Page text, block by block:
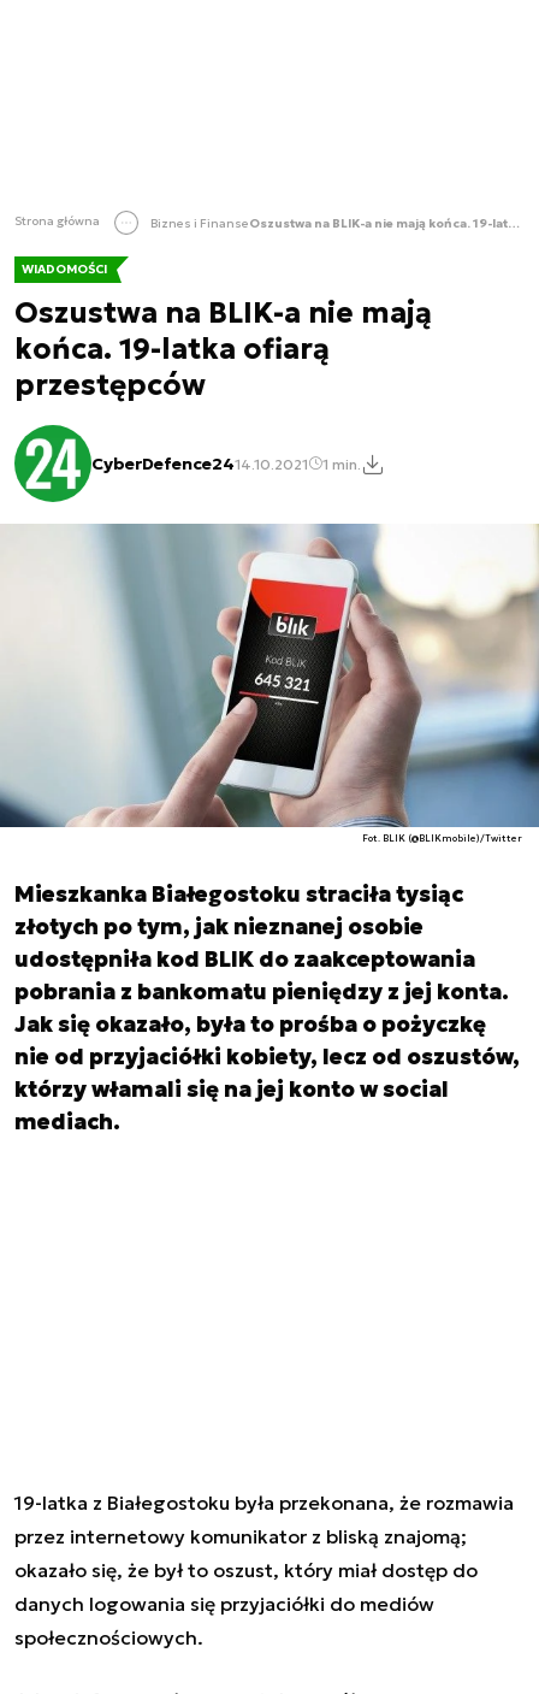
Strona główna Biznes i Finanse Oszustwa na BLIK-a nie mają końca. 19-latka ofiarą przestępców
WIADOMOŚCI
Oszustwa na BLIK-a nie mają
końca. 19-latka ofiarą
przestępców
CyberDefence2414.10.2021 1 min.
Fot. BLIK (@BLIKmobile)/Twitter
Mieszkanka Białegostoku straciła tysiąc
złotych po tym, jak nieznanej osobie
udostępniła kod BLIK do zaakceptowania
pobrania z bankomatu pieniędzy z jej konta.
Jak się okazało, była to prośba o pożyczkę
nie od przyjaciółki kobiety, lecz od oszustów,
którzy włamali się na jej konto w social
mediach.
19-latka z Białegostoku była przekonana, że rozmawia
przez internetowy komunikator z bliską znajomą;
okazało się, że był to oszust, który miał dostęp do
danych logowania się przyjaciółki do mediów
społecznościowych.